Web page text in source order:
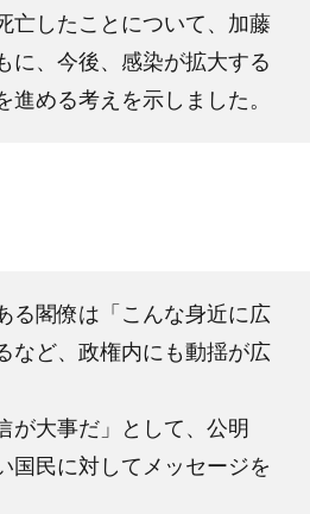
亡したことについて、加藤
に、今後、感染が拡大する
める考えを示しました。
る閣僚は「こんな身近に広
など、政権内にも動揺が広
が大事だ」として、公明
国民に対してメッセージを